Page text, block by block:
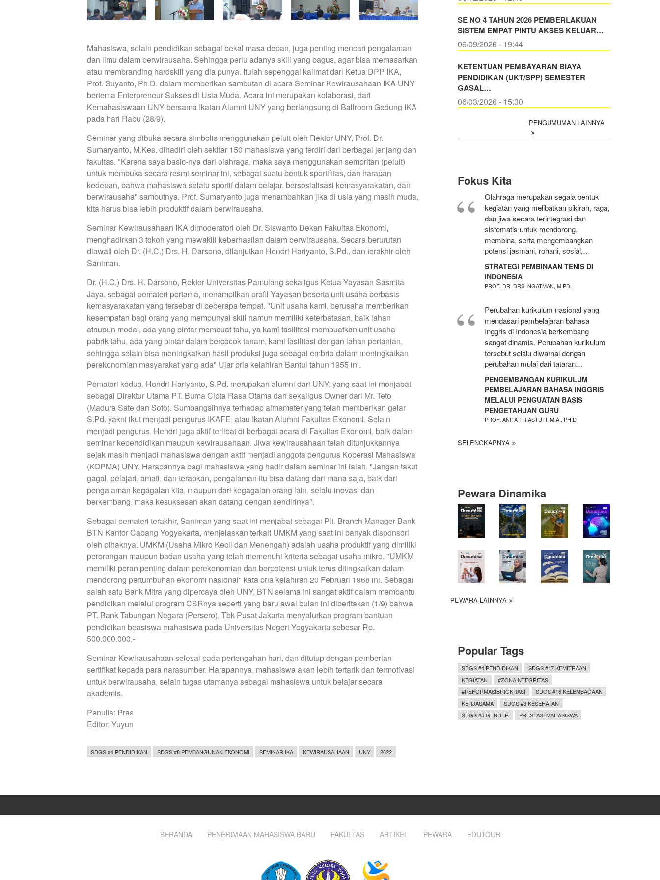
Mahasiswa, selain pendidikan sebagai bekal masa depan, juga penting mencari pengalaman
dan ilmu dalam berwirausaha. Sehingga perlu adanya skill yang bagus, agar bisa memasarkan
atau membranding hardskill yang dia punya. Itulah sepenggal kalimat dari Ketua DPP IKA,
Prof. Suyanto, Ph.D. dalam memberikan sambutan di acara Seminar Kewirausahaan IKA UNY
bertema Enterpreneur Sukses di Usia Muda. Acara ini merupakan kolaborasi, dari
Kemahasiswaan UNY bersama Ikatan Alumni UNY yang berlangsung di Ballroom Gedung IKA
pada hari Rabu (28/9).
Seminar yang dibuka secara simbolis menggunakan peluit oleh Rektor UNY, Prof. Dr.
Sumaryanto, M.Kes. dihadiri oleh sekitar 150 mahasiswa yang terdiri dari berbagai jenjang dan
fakultas. "Karena saya basic-nya dari olahraga, maka saya menggunakan sempritan (peluit)
untuk membuka secara resmi seminar ini, sebagai suatu bentuk sportifitas, dan harapan
kedepan, bahwa mahasiswa selalu sportif dalam belajar, bersosialisasi kemasyarakatan, dan
berwirausaha" sambutnya. Prof. Sumaryanto juga menambahkan jika di usia yang masih muda,
kita harus bisa lebih produktif dalam berwirausaha.
Seminar Kewirausahaan IKA dimoderatori oleh Dr. Siswanto Dekan Fakultas Ekonomi,
menghadirkan 3 tokoh yang mewakili keberhasilan dalam berwirausaha. Secara berurutan
diawali oleh Dr. (H.C.) Drs. H. Darsono, dilanjutkan Hendri Hariyanto, S.Pd., dan terakhir oleh
Saniman.
Dr. (H.C.) Drs. H. Darsono, Rektor Universitas Pamulang sekaligus Ketua Yayasan Sasmita
Jaya, sebagai pemateri pertama, menampilkan profil Yayasan beserta unit usaha berbasis
kemasyarakatan yang tersebar di beberapa tempat. "Unit usaha kami, berusaha memberikan
kesempatan bagi orang yang mempunyai skill namun memiliki keterbatasan, baik lahan
ataupun modal, ada yang pintar membuat tahu, ya kami fasilitasi membuatkan unit usaha
pabrik tahu, ada yang pintar dalam bercocok tanam, kami fasilitasi dengan lahan pertanian,
sehingga selain bisa meningkatkan hasil produksi juga sebagai embrio dalam meningkatkan
perekonomian masyarakat yang ada" Ujar pria kelahiran Bantul tahun 1955 ini.
Pemateri kedua, Hendri Hariyanto, S.Pd. merupakan alumni dari UNY, yang saat ini menjabat
sebagai Direktur Utama PT. Buma Cipta Rasa Otama dan sekaligus Owner dari Mr. Teto
(Madura Sate dan Soto). Sumbangsihnya terhadap almamater yang telah memberikan gelar
S.Pd. yakni ikut menjadi pengurus IKAFE, atau Ikatan Alumni Fakultas Ekonomi. Selain
menjadi pengurus, Hendri juga aktif terlibat di berbagai acara di Fakultas Ekonomi, baik dalam
seminar kependidikan maupun kewirausahaan. Jiwa kewirausahaan telah ditunjukkannya
sejak masih menjadi mahasiswa dengan aktif menjadi anggota pengurus Koperasi Mahasiswa
(KOPMA) UNY. Harapannya bagi mahasiswa yang hadir dalam seminar ini ialah, "Jangan takut
gagal, pelajari, amati, dan terapkan, pengalaman itu bisa datang dari mana saja, baik dari
pengalaman kegagalan kita, maupun dari kegagalan orang lain, selalu inovasi dan
berkembang, maka kesuksesan akan datang dengan sendirinya".
Sebagai pemateri terakhir, Saniman yang saat ini menjabat sebagai Plt. Branch Manager Bank
BTN Kantor Cabang Yogyakarta, menjelaskan terkait UMKM yang saat ini banyak disponsori
oleh pihaknya. UMKM (Usaha Mikro Kecil dan Menengah) adalah usaha produktif yang dimiliki
perorangan maupun badan usaha yang telah memenuhi kriteria sebagai usaha mikro. "UMKM
memiliki peran penting dalam perekonomian dan berpotensi untuk terus ditingkatkan dalam
mendorong pertumbuhan ekonomi nasional" kata pria kelahiran 20 Februari 1968 ini. Sebagai
salah satu Bank Mitra yang dipercaya oleh UNY, BTN selama ini sangat aktif dalam membantu
pendidikan melalui program CSRnya seperti yang baru awal bulan ini diberitakan (1/9) bahwa
PT. Bank Tabungan Negara (Persero), Tbk Pusat Jakarta menyalurkan program bantuan
pendidikan beasiswa mahasiswa pada Universitas Negeri Yogyakarta sebesar Rp.
500.000.000,-
Seminar Kewirausahaan selesai pada pertengahan hari, dan ditutup dengan pemberian
sertifikat kepada para narasumber. Harapannya, mahasiswa akan lebih tertarik dan termotivasi
untuk berwirausaha, selain tugas utamanya sebagai mahasiswa untuk belajar secara
akademis.
Penulis: Pras
Editor: Yuyun
SDGS #4 PENDIDIKAN SDGS #8 PEMBANGUNAN EKONOMI SEMINAR IKA KEWIRAUSAHAAN UNY 2022
SE NO 4 TAHUN 2026 PEMBERLAKUAN
SISTEM EMPAT PINTU AKSES KELUAR…
06/09/2026 - 19:44
KETENTUAN PEMBAYARAN BIAYA
PENDIDIKAN (UKT/SPP) SEMESTER
GASAL…
06/03/2026 - 15:30
PENGUMUMAN LAINNYA
Fokus Kita
Olahraga merupakan segala bentuk
kegiatan yang melibatkan pikiran, raga,
dan jiwa secara terintegrasi dan
sistematis untuk mendorong,
membina, serta mengembangkan
potensi jasmani, rohani, sosial,…
STRATEGI PEMBINAAN TENIS DI
INDONESIA
PROF. DR. DRS. NGATMAN, M.PD.
Perubahan kurikulum nasional yang
mendasari pembelajaran bahasa
Inggris di Indonesia berkembang
sangat dinamis. Perubahan kurikulum
tersebut selalu diwarnai dengan
perubahan mulai dari tataran…
PENGEMBANGAN KURIKULUM
PEMBELAJARAN BAHASA INGGRIS
MELALUI PENGUATAN BASIS
PENGETAHUAN GURU
PROF. ANITA TRIASTUTI, M.A., PH.D
SELENGKAPNYA
Pewara Dinamika
PEWARA LAINNYA
Popular Tags
SDGS #4 PENDIDIKAN
SDGS #17 KEMITRAAN
KEGIATAN
#ZONAINTEGRITAS
#REFORMASIBIROKRASI
SDGS #16 KELEMBAGAAN
KERJASAMA
SDGS #3 KESEHATAN
SDGS #5 GENDER
PRESTASI MAHASISWA
BERANDA PENERIMAAN MAHASISWA BARU FAKULTAS ARTIKEL PEWARA EDUTOUR